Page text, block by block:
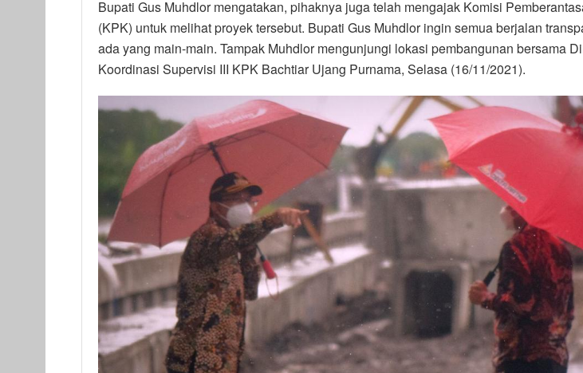
Bupati Gus Muhdlor mengatakan, pihaknya juga telah mengajak Komisi
(KPK) untuk melihat proyek tersebut. Bupati Gus Muhdlor ingin semua berjalan
ada yang main-main. Tampak Muhdlor mengunjungi lokasi pembangunan bersama
Koordinasi Supervisi III KPK Bachtiar Ujang Purnama, Selasa (16/11/2021).